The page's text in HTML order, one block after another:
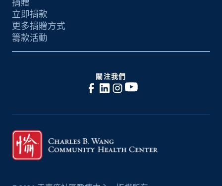
立即捐款
更多捐贈方式
籌款活動
關注我們